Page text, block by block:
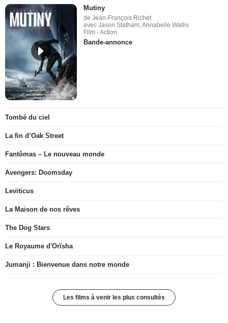
Mutiny
de Jean-François Richet
avec Jason Statham, Annabelle Wallis
Film - Action
Bande-annonce
Tombé du ciel
La fin d’Oak Street
Fantômas – Le nouveau monde
Avengers: Doomsday
Leviticus
La Maison de nos rêves
The Dog Stars
Le Royaume d'Orïsha
Jumanji : Bienvenue dans notre monde
Les films à venir les plus consultés